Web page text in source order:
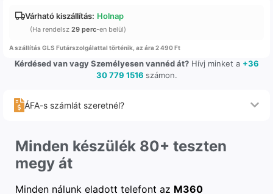
Várható kiszállítás: Holnap
(Ha rendelsz 29 perc-en belül)
A szállítás GLS Futárszolgálattal történik, az ára 2 490 Ft
Kérdésed van vagy Személyesen vannéd át?Hívj minket a +36
30 779 1516 számon.
ÁFA-s számlát szeretnél?
Minden készülék 80+ teszten
megy át
Minden nálunk eladott telefont az M360